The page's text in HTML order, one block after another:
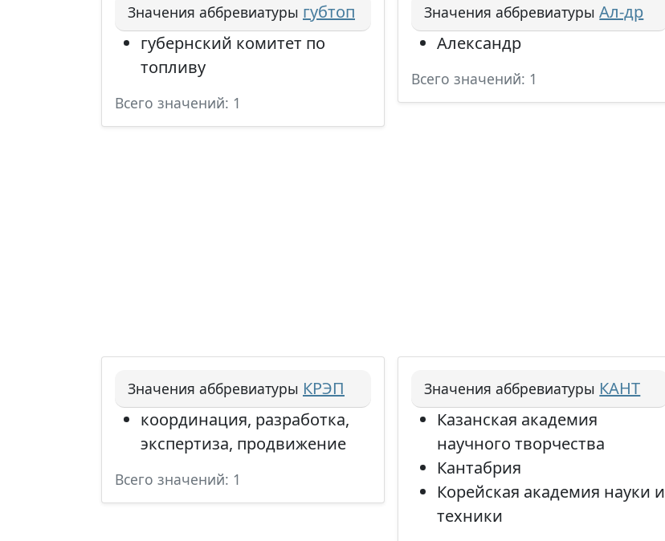
Значения аббревиатуры губтоп
губернский комитет по
топливу
Всего значений: 1
Значения аббревиатуры Ал-др
Александр
Всего значений: 1
Значения аббревиатуры КРЭП
координация, разработка,
экспертиза, продвижение
Всего значений: 1
Значения аббревиатуры КАНТ
Казанская академия
научного творчества
Кантабрия
Корейская академия науки и
техники